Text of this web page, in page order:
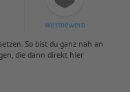
Wettbewerb
So bist du ganz nah an
die dann direkt hier